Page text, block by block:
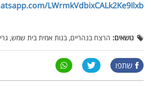
LWrmkVdbixCALk2Ke9Ilxb
נושאים: הרצח בנהריים, בנות אמית בית שמש,
שתפו